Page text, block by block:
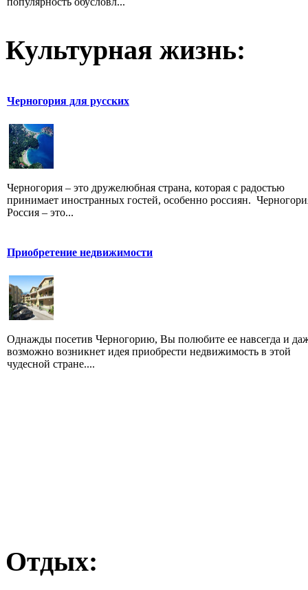
Культурная жизнь:
Черногория для русских
Черногория – это дружелюбная страна, которая с радостью
принимает иностранных гостей, особенно россиян.
Россия – это...
Приобретение недвижимости
Однажды посетив Черногорию, Вы полюбите ее навсегда и
возможно возникнет идея приобрести недвижимость в этой
чудесной стране....
Отдых: